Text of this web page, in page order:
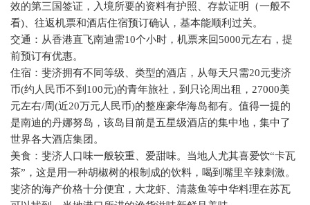
效的第三国签证，入境所要的资料有护照、存款证明（一般不
看)、往返机票和酒店住宿预订确认，基本能顺利过关。
交通：从香港直飞南迪需10个小时，机票来回5000元左右，提
前预订有优惠。
住宿：斐济拥有不同等级、类型的酒店，从每天只需20元斐济
币(约人民币不到 100元)的青年旅社，到只论周出租， 27000美
元左右/周(近20万元人民币)的整座豪华海岛都有。值得一提的
是南迪的丹娜努岛，该岛目前是五星级酒店的集中地，集中了
世界各大酒店集团。
美食：斐济人口味一般较重、爱甜味。当地人尤其喜爱饮“卡瓦
茶”，这是用一种胡椒树的根制成的饮料，喝到嘴里辛辣刺激。
斐济的海产价格十分便宜，大龙虾、清蒸鱼等中华料理在苏瓦